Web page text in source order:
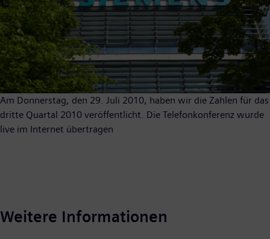
Am Donnerstag, den 29. Juli 2010, haben wir die Zahlen für das
dritte Quartal 2010 veröffentlicht. Die Telefonkonferenz wurde
live im Internet übertragen
Weitere Informationen